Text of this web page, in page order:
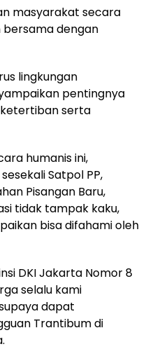
masyarakat secara
dengan
lingkungan
pentingnya
serta
humanis ini,
Satpol PP,
Pisangan Baru,
tidak tampak kaku,
bisa difahami oleh
DKI Jakarta Nomor 8
selalu kami
dapat
Trantibum di